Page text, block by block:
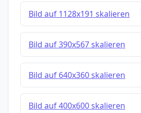
Bild auf 1128x191 skalieren
Bild auf 390x567 skalieren
Bild auf 640x360 skalieren
Bild auf 400x600 skalieren